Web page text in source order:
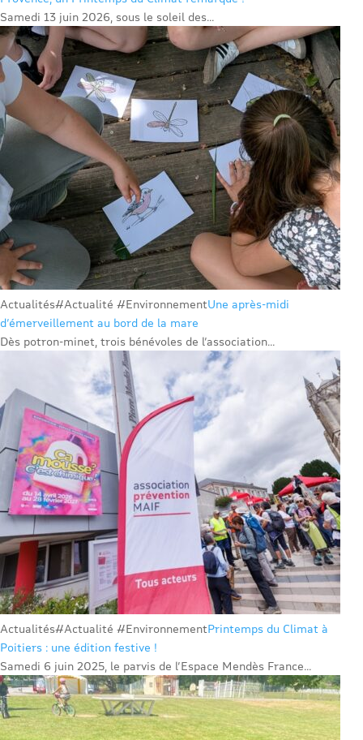
Samedi 13 juin 2026, sous le soleil des...
Actualités#Actualité #EnvironnementUne après-midi
d’émerveillement au bord de la mare
Dès potron-minet, trois bénévoles de l’association...
Actualités#Actualité #EnvironnementPrintemps du Climat à
Poitiers : une édition festive !
Samedi 6 juin 2025, le parvis de l’Espace Mendès France...